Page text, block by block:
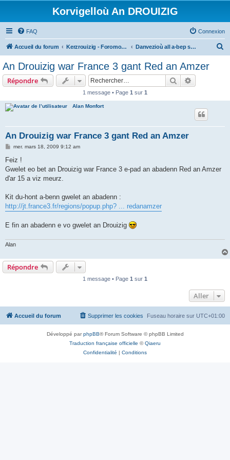
Korvigelloù An DROUIZIG
FAQ Connexion
Accueil du forum Kerzrouizig - Foromoù An Drouizig Danvezioù all a-bep seurt
An Drouizig war France 3 gant Red an Amzer
Répondre Rechercher
1 message • Page 1 sur 1
Alan Monfort
An Drouizig war France 3 gant Red an Amzer
M
s
a
g
mer. mars 18, 2009 9:12 am
Feiz !
Gwelet eo bet an Drouizig war France 3 e-pad an abadenn Red an Amzer
d'ar 15 a viz meurz.
Kit du-hont a-benn gwelet an abadenn :
http://jt.france3.fr/regions/popup.php? ... redanamzer
E fin an abadenn e vo gwelet an Drouizig
Alan
Répondre
1 message • Page 1 sur 1
Aller
Accueil du forum Fuseau horaire sur UTC+01:00
Supprimer les cookies
Développé parphpBB® Forum Software © phpBB Limited
Traduction française officielle ©Qiaeru
Confidentialité | Conditions